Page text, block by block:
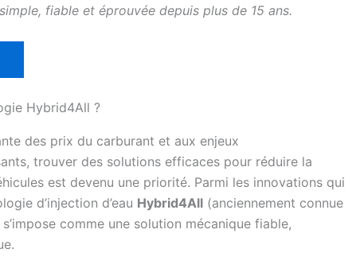
fiable et éprouvée depuis plus de 15 ans.
Hybrid4All ?
des prix du carburant et aux enjeux
trouver des solutions efficaces pour réduire la
est devenu une priorité. Parmi les innovations qui
d’injection d’eau Hybrid4All (anciennement connue
comme une solution mécanique fiable,